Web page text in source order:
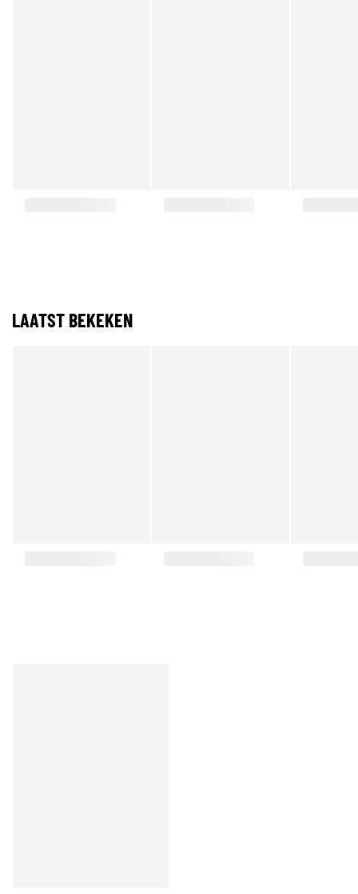
LAATST BEKEKEN